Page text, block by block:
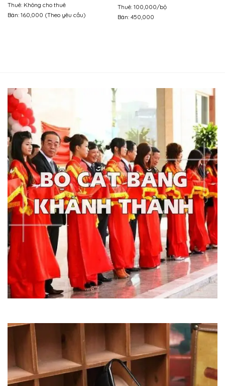
Thuê: Không cho thuê
Bán: 160,000 (Theo yêu cầu)
Thuê: 100,000/bộ
Bán: 450,000